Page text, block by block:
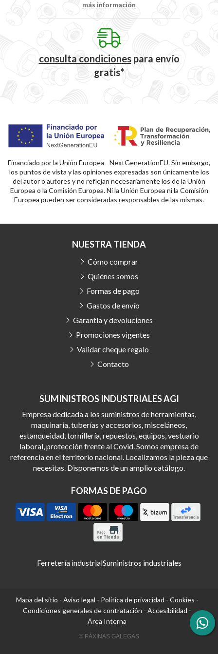
más información
consulta condicionespara envío
gratis*
Financiado por la Unión Europea - NextGenerationEU. Sin embargo,
los puntos de vista y las opiniones expresadas son únicamente los
del autor o autores y no reflejan necesariamente los de la Unión
Europea o la Comisión Europea. Ni la Unión Europea ni la Comisión
Europea pueden ser consideradas responsables de las mismas.
SUMINISTROS INDUSTRIALES AGI
Empresa dedicada a los suministros de herramientas,
maquinaria, tuberías y accesorios, misceláneos,
estanqueidad, tornillería, repuestos, equipos, vestuario
laboral, protección frente al Covid. Somos empresa de
referencia en el territorio nacional. Localizamos la pieza que
necesitas. Disponemos de un amplio catálogo.
FORMAS DE PAGO
NUESTRA TIENDA
Cómo comprar
Quiénes somos
Formas de pago
Gastos de envío
Garantía y devoluciones
Promociones vigentes
Validar cheque regalo
Contacto
Ferretería industrialSuministros industriales
Mapa del sitio - Aviso legal - Política de privacidad - Cookies -
Condiciones generales de contratación - Accesibilidad -
Área Interna
© PÁXINAS GALEGAS